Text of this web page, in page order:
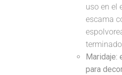
uso en el
escama
Maridaje:
para